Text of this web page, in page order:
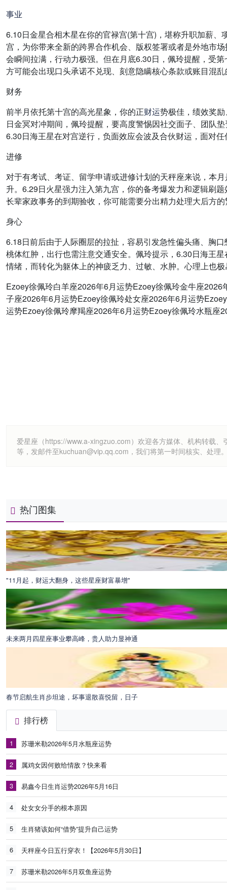
事业
6.10日金星合相木星在你的官禄宫(第十宫)，堪称升职加薪
宫，为你带来全新的跨界合作机会、版权签署或者是外地市
会瞬间拉满，行动力极强。但在月底6.30日，佩玲提醒，受
方可能会出现口头承诺不兑现、刻意隐瞒核心条款或账目混
财务
前半月依托第十宫的高光星象，你的正财运势极佳，绩效奖
日金冥对冲期间，佩玲提醒，要高度警惕因社交面子、团队
6.30日海王星在对宫逆行，负面效应会波及合伙财运，面对
进修
对于有考试、考证、留学申请或进修计划的天秤座来说，本
升。6.29日火星强力注入第九宫，你的备考爆发力和逻辑刷
长辈家政事务的到期验收，你可能需要分出精力处理大后方
身心
6.18日前后由于人际圈层的拉扯，容易引发急性偏头痛、胸
桃体红肿，出行也需注意交通安全。佩玲提示，6.30日海王
情绪，而转化为躯体上的神疲乏力、过敏、水肿。心理上也
Ezoey徐佩玲白羊座2026年6月运势Ezoey徐佩玲金牛座
子座2026年6月运势Ezoey徐佩玲处女座2026年6月运势
运势Ezoey徐佩玲摩羯座2026年6月运势Ezoey徐佩玲水瓶座
爱星座（https://www.a-xingzuo.com）欢迎各方媒体、机构转载
等，发邮件至kuchuan@vip.qq.com，我们将第一时间核实、处理
热门图集
"11月起，财运大翻身，这些星座财富暴增"
未来两月四星座事业攀高峰，贵人助力显神通
春节启航生肖步坦途，坏事退散喜悦留，日子
排行榜
1 苏珊米勒2026年5月水瓶座运势
2 属鸡女因何败给情敌？快来看
3 易鑫今日生肖运势2026年5月16日
4 处女女分手的根本原因
5 生肖猪该如何“借势”提升自己运势
6 天秤座今日五行穿衣！【2026年5月30日】
7 苏珊米勒2026年5月双鱼座运势